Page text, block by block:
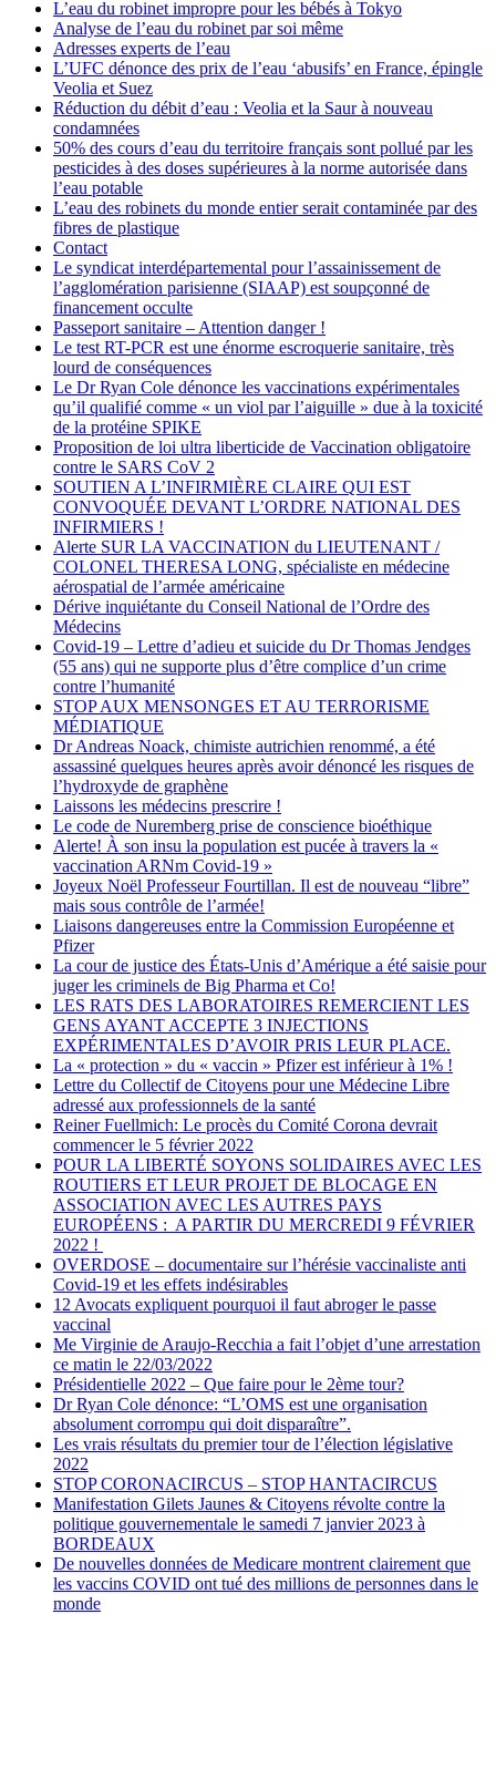
L’eau du robinet impropre pour les bébés à Tokyo
Analyse de l’eau du robinet par soi même
Adresses experts de l’eau
L’UFC dénonce des prix de l’eau ‘abusifs’ en France, épingle
Veolia et Suez
Réduction du débit d’eau : Veolia et la Saur à nouveau
condamnées
50% des cours d’eau du territoire français sont pollué par les
pesticides à des doses supérieures à la norme autorisée dans
l’eau potable
L’eau des robinets du monde entier serait contaminée par des
fibres de plastique
Contact
Le syndicat interdépartemental pour l’assainissement de
l’agglomération parisienne (SIAAP) est soupçonné de
financement occulte
Passeport sanitaire – Attention danger !
Le test RT-PCR est une énorme escroquerie sanitaire, très
lourd de conséquences
Le Dr Ryan Cole dénonce les vaccinations expérimentales
qu’il qualifié comme « un viol par l’aiguille » due à la toxicité
de la protéine SPIKE
Proposition de loi ultra liberticide de Vaccination obligatoire
contre le SARS CoV 2
SOUTIEN A L’INFIRMIÈRE CLAIRE QUI EST
CONVOQUÉE DEVANT L’ORDRE NATIONAL DES
INFIRMIERS !
Alerte SUR LA VACCINATION du LIEUTENANT /
COLONEL THERESA LONG, spécialiste en médecine
aérospatial de l’armée américaine
Dérive inquiétante du Conseil National de l’Ordre des
Médecins
Covid-19 – Lettre d’adieu et suicide du Dr Thomas Jendges
(55 ans) qui ne supporte plus d’être complice d’un crime
contre l’humanité
STOP AUX MENSONGES ET AU TERRORISME
MÉDIATIQUE
Dr Andreas Noack, chimiste autrichien renommé, a été
assassiné quelques heures après avoir dénoncé les risques de
l’hydroxyde de graphène
Laissons les médecins prescrire !
Le code de Nuremberg prise de conscience bioéthique
Alerte! À son insu la population est pucée à travers la «
vaccination ARNm Covid-19 »
Joyeux Noël Professeur Fourtillan. Il est de nouveau “libre”
mais sous contrôle de l’armée!
Liaisons dangereuses entre la Commission Européenne et
Pfizer
La cour de justice des États-Unis d’Amérique a été saisie pour
juger les criminels de Big Pharma et Co!
LES RATS DES LABORATOIRES REMERCIENT LES
GENS AYANT ACCEPTE 3 INJECTIONS
EXPÉRIMENTALES D’AVOIR PRIS LEUR PLACE.
La « protection » du « vaccin » Pfizer est inférieur à 1% !
Lettre du Collectif de Citoyens pour une Médecine Libre
adressé aux professionnels de la santé
Reiner Fuellmich: Le procès du Comité Corona devrait
commencer le 5 février 2022
POUR LA LIBERTÉ SOYONS SOLIDAIRES AVEC LES
ROUTIERS ET LEUR PROJET DE BLOCAGE EN
ASSOCIATION AVEC LES AUTRES PAYS
EUROPÉENS : A PARTIR DU MERCREDI 9 FÉVRIER
2022 !
OVERDOSE – documentaire sur l’hérésie vaccinaliste anti
Covid-19 et les effets indésirables
12 Avocats expliquent pourquoi il faut abroger le passe
vaccinal
Me Virginie de Araujo-Recchia a fait l’objet d’une arrestation
ce matin le 22/03/2022
Présidentielle 2022 – Que faire pour le 2ème tour?
Dr Ryan Cole dénonce: “L’OMS est une organisation
absolument corrompu qui doit disparaître”.
Les vrais résultats du premier tour de l’élection législative
2022
STOP CORONACIRCUS – STOP HANTACIRCUS
Manifestation Gilets Jaunes & Citoyens révolte contre la
politique gouvernementale le samedi 7 janvier 2023 à
BORDEAUX
De nouvelles données de Medicare montrent clairement que
les vaccins COVID ont tué des millions de personnes dans le
monde